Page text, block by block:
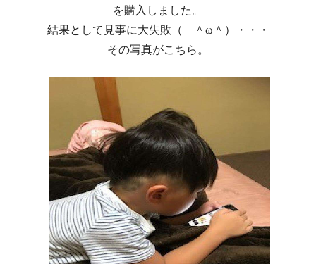
を購入しました。
結果として見事に大失敗（ ＾ω＾）・・・
その写真がこちら。